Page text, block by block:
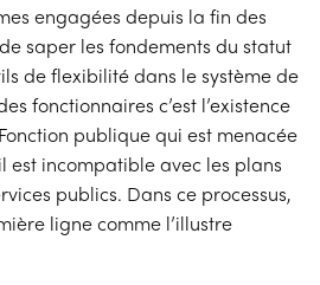
engagées depuis la fin des
saper les fondements du statut
de flexibilité dans le système de
fonctionnaires c’est l’existence
publique qui est menacée
est incompatible avec les plans
publics. Dans ce processus,
ligne comme l’illustre